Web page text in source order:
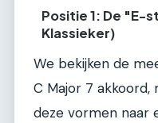
Positie 1: De "E-
Klassieker)
We bekijken de
C Major 7
deze vormen naar